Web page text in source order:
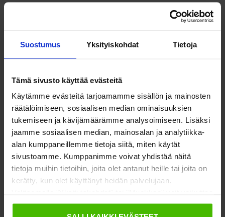
Suostumus Yksityiskohdat Tietoja
Tämä sivusto käyttää evästeitä
Käytämme evästeitä tarjoamamme sisällön ja mainosten
räätälöimiseen, sosiaalisen median ominaisuuksien
tukemiseen ja kävijämäärämme analysoimiseen. Lisäksi
jaamme sosiaalisen median, mainosalan ja analytiikka-
alan kumppaneillemme tietoja siitä, miten käytät
sivustoamme. Kumppanimme voivat yhdistää näitä
tietoja muihin tietoihin, joita olet antanut heille tai joita on
kerätty, kun olet käyttänyt heidän palvelujaan.
sallimiisi evästeisiin.
luonnonvarojen ylikulutusta
Euroopan komission mukaan rakennus- ja purkujätteet ovat yksi
suurimmista jätevirroista EU:ssa. Kierrätettävyydestä huolimatta
lasituotteisiin. Sen sijaan se murskataan usein muiden
rakennusmateriaalien sekaan, jolloin se päätyy kaatopaikoille tai
huonolaatuiseksi täyttömaaksi, ja arvokkaiden resurssien
materiaalikierto päättyy.